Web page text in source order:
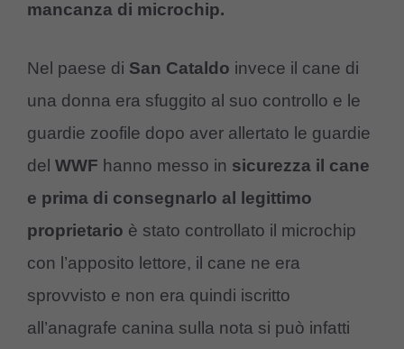
mancanza di microchip.
Nel paese di San Cataldo invece il cane di
una donna era sfuggito al suo controllo e le
guardie zoofile dopo aver allertato le guardie
del WWF hanno messo in sicurezza il cane
e prima di consegnarlo al legittimo
proprietario è stato controllato il microchip
con l’apposito lettore, il cane ne era
sprovvisto e non era quindi iscritto
all’anagrafe canina sulla nota si può infatti